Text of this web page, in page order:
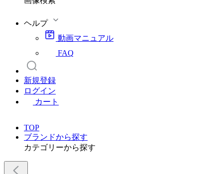
ヘルプ
動画マニュアル
FAQ
新規登録
ログイン
カート
TOP
ブランドから探す
カテゴリーから探す